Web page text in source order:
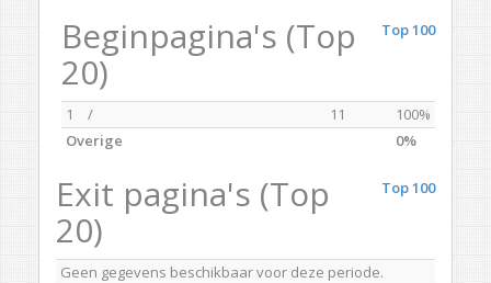
Top 100
Beginpagina's (Top
20)
1 / 11
100%
Overige
0%
Top 100
Exit pagina's (Top
20)
Geen gegevens beschikbaar voor deze periode.